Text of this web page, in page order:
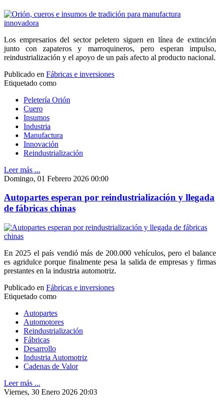
Los empresarios del sector peletero siguen en línea de extinción
junto con zapateros y marroquineros, pero esperan impulso,
reindustrialización y el apoyo de un país afecto al producto nacional.
Publicado en Fábricas e inversiones
Etiquetado como
Peletería Orión
Cuero
Insumos
Industria
Manufactura
Innovación
Reindustrialización
Leer más ...
Domingo, 01 Febrero 2026 00:00
Autopartes esperan por reindustrialización y llegada
de fábricas chinas
En 2025 el país vendió más de 200.000 vehículos, pero el balance
es agridulce porque finalmente pesa la salida de empresas y firmas
prestantes en la industria automotriz.
Publicado en Fábricas e inversiones
Etiquetado como
Autopartes
Automotores
Reindustrialización
Fábricas
Desarrollo
Industria Automotriz
Cadenas de Valor
Leer más ...
Viernes, 30 Enero 2026 20:03